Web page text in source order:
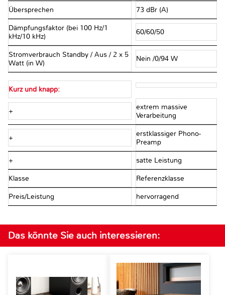
Übersprechen 73 dBr (A)
Dämpfungsfaktor (bei 100 Hz/1
kHz/10 kHz)
60/60/50
Stromverbrauch Standby / Aus / 2 x 5
Watt (in W)
Nein /0/94 W
Kurz und knapp:
+
extrem massive
Verarbeitung
+
erstklassiger Phono-
Preamp
+ satte Leistung
Klasse Referenzklasse
Preis/Leistung hervorragend
Das könnte Sie auch interessieren: